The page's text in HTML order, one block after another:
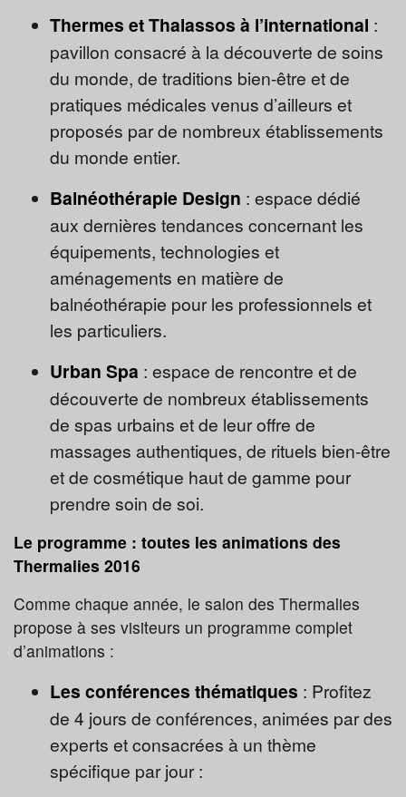
Thermes et Thalassos à l’international :
pavillon consacré à la découverte de soins
du monde, de traditions bien-être et de
pratiques médicales venus d’ailleurs et
proposés par de nombreux établissements
du monde entier.
Balnéothérapie Design : espace dédié
aux dernières tendances concernant les
équipements, technologies et
aménagements en matière de
balnéothérapie pour les professionnels et
les particuliers.
Urban Spa : espace de rencontre et de
découverte de nombreux établissements
de spas urbains et de leur offre de
massages authentiques, de rituels bien-être
et de cosmétique haut de gamme pour
prendre soin de soi.
Le programme : toutes les animations des
Thermalies 2016
Comme chaque année, le salon des Thermalies
propose à ses visiteurs un programme complet
d’animations :
Les conférences thématiques : Profitez
de 4 jours de conférences, animées par des
experts et consacrées à un thème
spécifique par jour :